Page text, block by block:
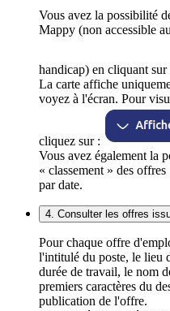
Vous avez la possibilité
Mappy (non accessible
handicap) en cliquant sur
La carte affiche
voyez à l'écran. Pour
cliquez sur :
Vous avez également la
« classement » des
par date.
4. Consulter les offres
Pour chaque offre
l'intitulé du poste, le lieu
durée de travail, le nom
premiers caractères du
publication de l'offre.